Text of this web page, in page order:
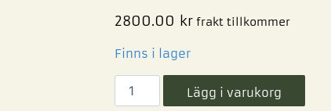
2800.00 kr frakt tillkommer
Finns i lager
Lägg i varukorg